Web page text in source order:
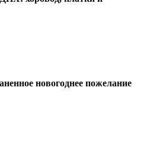
новогоднее пожелание